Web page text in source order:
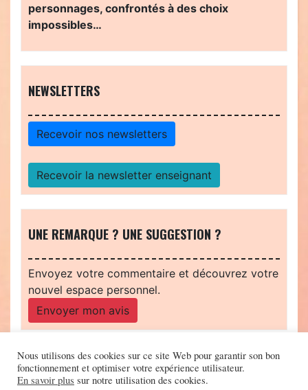
personnages, confrontés à des choix
impossibles…
NEWSLETTERS
Recevoir nos newsletters
Recevoir la newsletter enseignant
UNE REMARQUE ? UNE SUGGESTION ?
Envoyez votre commentaire et découvrez votre
nouvel espace personnel.
Envoyer mon avis
Nous utilisons des cookies sur ce site Web pour garantir son bon
fonctionnement et optimiser votre expérience utilisateur.
En savoir plus sur notre utilisation des cookies.